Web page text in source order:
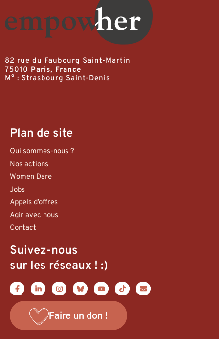
82 rue du Faubourg Saint-Martin
75010 Paris, France
M° : Strasbourg Saint-Denis
Plan de site
Qui sommes-nous ?
Nos actions
Women Dare
Jobs
Appels d’offres
Agir avec nous
Contact
Suivez-nous
sur les réseaux ! :)
Faire un don !